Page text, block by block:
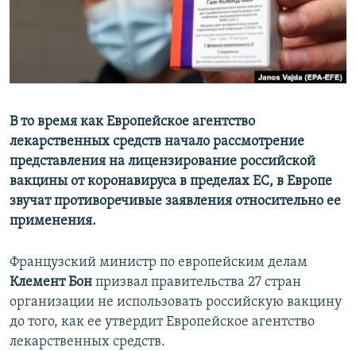
ПОБЕДИТЕЛЕЙ НЕ СУДЯТ?
КРЫМ.НЕПОКОРЕННЫЙ
ПРИСОЕДИНЯЙТЕСЬ!
Все сайты RFE/RL
В то время как Европейское агентство
лекарственных средств начало рассмотрение
представления на лицензирование российской
вакцины от коронавируса в пределах ЕС, в Европе
звучат противоречивые заявления относительно ее
применения.
Французский министр по европейским делам
Клемент Бон призвал правительства 27 стран
организации не использовать российскую вакцину
до того, как ее утвердит Европейское агентство
лекарственных средств.